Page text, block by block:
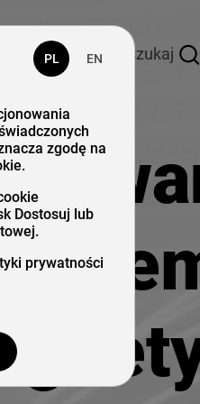
szukaj
PL EN
zgodę na
Dostosuj lub
prywatności